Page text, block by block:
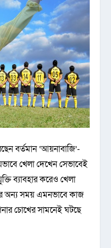
বর্তমান ‘আয়নাবাজি’-
খেলা দেখেন সেভাবেই
ব্যাবহার করেও খেলা
অন্য সময় এমনভাবে কাজ
চোখের সামনেই ঘটছে